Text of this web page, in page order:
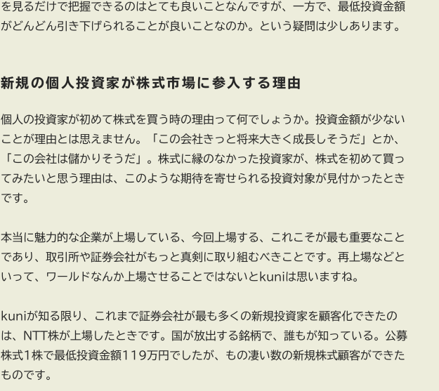
を見るだけで把握できるのはとても良いことなんですが、一方で、最低投資金額
がどんどん引き下げられることが良いことなのか。という疑問は少しあります。
新規の個人投資家が株式市場に参入する理由
個人の投資家が初めて株式を買う時の理由って何でしょうか。投資金額が少ない
ことが理由とは思えません。「この会社きっと将来大きく成長しそうだ」とか、
「この会社は儲かりそうだ」。株式に縁のなかった投資家が、株式を初めて買っ
てみたいと思う理由は、このような期待を寄せられる投資対象が見付かったとき
です。
本当に魅力的な企業が上場している、今回上場する、これこそが最も重要なこと
であり、取引所や証券会社がもっと真剣に取り組むべきことです。再上場などと
いって、ワールドなんか上場させることではないとkuniは思いますね。
kuniが知る限り、これまで証券会社が最も多くの新規投資家を顧客化できたの
は、NTT株が上場したときです。国が放出する銘柄で、誰もが知っている。公募
株式1株で最低投資金額119万円でしたが、もの凄い数の新規株式顧客ができた
ものです。